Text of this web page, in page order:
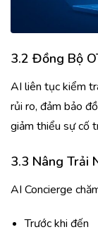
3.2 Đồng Bộ
AI liên tục kiểm
rủi ro, đảm bảo
giảm thiểu sự cố
3.3 Nâng Trải
AI Concierge
Trước khi đến